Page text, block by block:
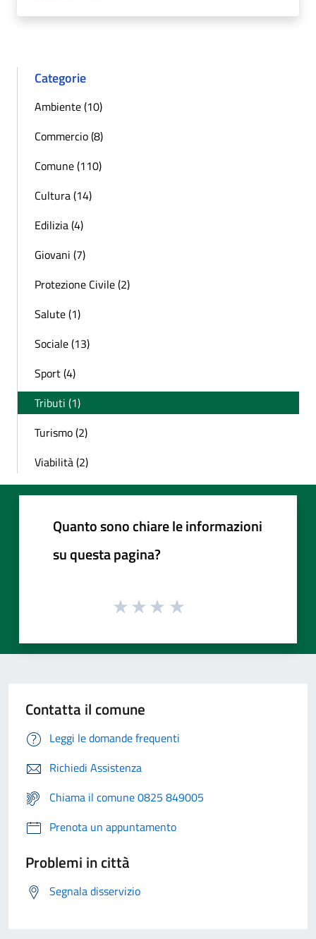
Categorie
Ambiente (10)
Commercio (8)
Comune (110)
Cultura (14)
Edilizia (4)
Giovani (7)
Protezione Civile (2)
Salute (1)
Sociale (13)
Sport (4)
Tributi (1)
Turismo (2)
Viabilità (2)
Quanto sono chiare le informazioni
su questa pagina?
Contatta il comune
Leggi le domande frequenti
Richiedi Assistenza
Chiama il comune 0825 849005
Prenota un appuntamento
Problemi in città
Segnala disservizio